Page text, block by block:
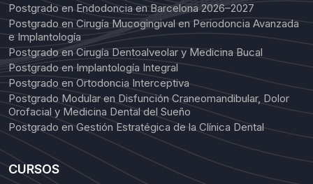
Postgrado en Endodoncia en Barcelona 2026–2027
Postgrado en Cirugía Mucogingival en Periodoncia Avanzada
e Implantología
Postgrado en Cirugía Dentoalveolar y Medicina Bucal
Postgrado en Implantología Integral
Postgrado en Ortodoncia Interceptiva
Postgrado Modular en Disfunción Craneomandibular, Dolor
Orofacial y Medicina Dental del Sueño
Postgrado en Gestión Estratégica de la Clínica Dental
CURSOS